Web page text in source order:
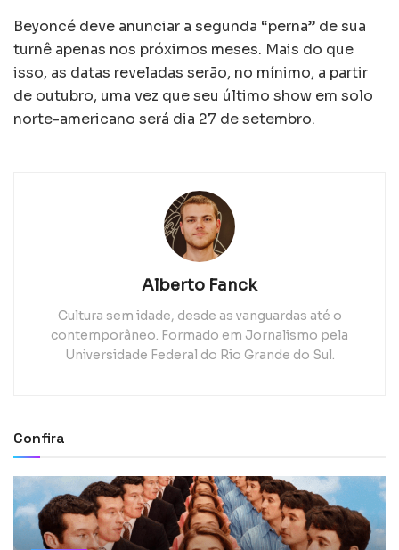
Beyoncé deve anunciar a segunda “perna” de sua
turnê apenas nos próximos meses. Mais do que
isso, as datas reveladas serão, no mínimo, a partir
de outubro, uma vez que seu último show em solo
norte-americano será dia 27 de setembro.
Alberto Fanck
Cultura sem idade, desde as vanguardas até o
contemporâneo. Formado em Jornalismo pela
Universidade Federal do Rio Grande do Sul.
Confira